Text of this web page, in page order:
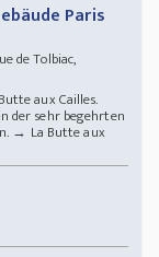
Paris
de Tolbiac,
aux Cailles.
der sehr begehrten
→ La Butte aux